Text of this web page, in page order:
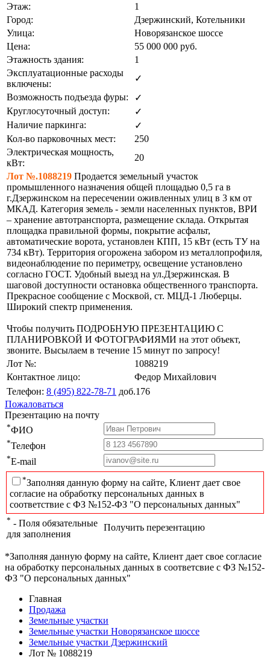
Этаж:
1
Город:
Дзержинский, Котельники
Улица:
Новорязанское шоссе
Цена:
55 000 000 руб.
Этажность здания:
1
Эксплуатационные расходы
включены:
✓
Возможность подъезда фуры:
✓
Круглосуточный доступ:
✓
Наличие паркинга:
✓
Кол-во парковочных мест:
250
Электрическая мощность,
кВт:
20
Лот №.1088219 Продается земельный участок
промышленного назначения общей площадью 0,5 га в
г.Дзержинском на пересечении оживленных улиц в 3 км от
МКАД. Категория земель - земли населенных пунктов, ВРИ
– хранение автотранспорта, размещение склада. Открытая
площадка правильной формы, покрытие асфальт,
автоматические ворота, установлен КПП, 15 кВт (есть ТУ на
734 кВт). Территория огорожена забором из металлопрофиля,
видеонаблюдение по периметру, освещение установлено
согласно ГОСТ. Удобный выезд на ул.Дзержинская. В
шаговой доступности остановка общественного транспорта.
Прекрасное сообщение с Москвой, ст. МЦД-1 Люберцы.
Широкий спектр применения.
Чтобы получить ПОДРОБНУЮ ПРЕЗЕНТАЦИЮ С
ПЛАНИРОВКОЙ И ФОТОГРАФИЯМИ на этот объект,
звоните. Высылаем в течение 15 минут по запросу!
Лот №:
1088219
Контактное лицо:
Федор Михайлович
Телефон: 8 (495) 822-78-71 доб.176
Пожаловаться
Презентацию на почту
*ФИО
*Телефон
*E-mail
*Заполняя данную форму на сайте, Клиент дает свое
согласие на обработку персональных данных в
соответствие с ФЗ №152-ФЗ "О персональных данных"
* - Поля обязательные
для заполнения
Получить перезентацию
*Заполняя данную форму на сайте, Клиент дает свое согласие
на обработку персональных данных в соответсвие с ФЗ №152-
ФЗ "О персональных данных"
Главная
Продажа
Земельные участки
Земельные участки Новорязанское шоссе
Земельные участки Дзержинский
Лот № 1088219